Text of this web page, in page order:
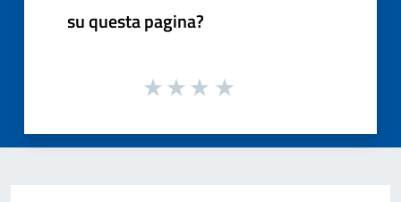
su questa pagina?